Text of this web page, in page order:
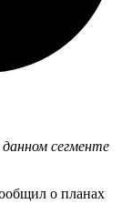
сегменте
о планах